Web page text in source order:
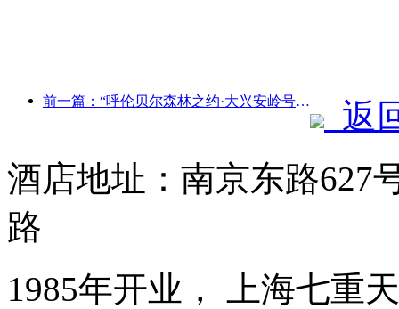
前一篇：“呼伦贝尔森林之约·大兴安岭号--星光列车·天翼之旅”旅游专列首发
返
酒店地址：南京东路627
路
1985年开业， 上海七